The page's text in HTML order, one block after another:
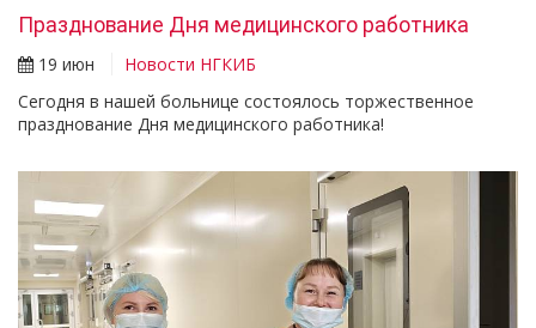
Празднование Дня медицинского работника
19 июн
Новости НГКИБ
Сегодня в нашей больнице состоялось торжественное
празднование Дня медицинского работника!